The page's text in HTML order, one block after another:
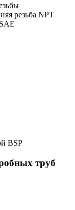
резьба NPT
BSP
труб